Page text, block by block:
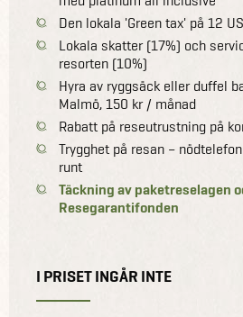
Den lokala 'Green tax' på 12
Lokala skatter (17%) och
resorten (10%)
Hyra av ryggsäck eller duffel
Malmö, 150 kr / månad
Rabatt på reseutrustning på
Trygghet på resan –
runt
Täckning av paketreselagen
Resegarantifonden
I PRISET INGÅR INTE